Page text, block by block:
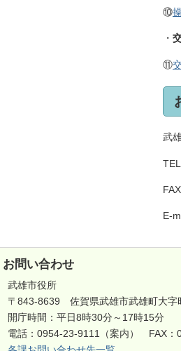
⑩
・
⑪
武
E-
お問い合わせ
武雄市役所
〒843-8639 佐賀県武雄市武雄町大
開庁時間：平日8時30分～17時15分
電話：0954-23-9111（案内） FAX：